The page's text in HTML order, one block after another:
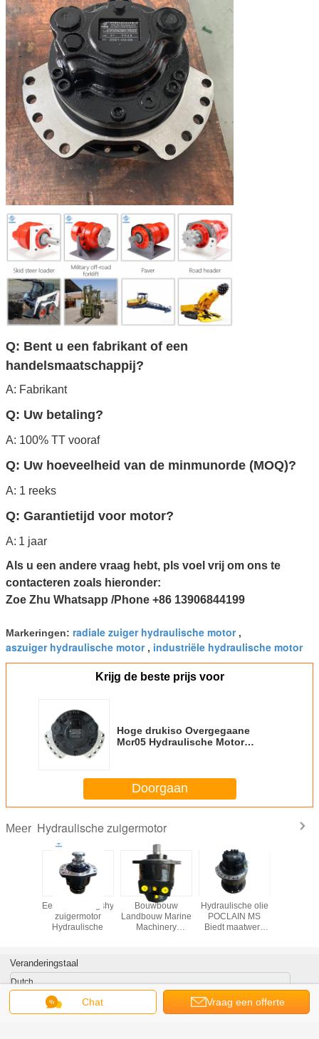
Q: Bent u een fabrikant of een
handelsmaatschappij?
A: Fabrikant
Q: Uw betaling?
A: 100% TT vooraf
Q: Uw hoeveelheid van de minmunorde (MOQ)?
A: 1 reeks
Q: Garantietijd voor motor?
A: 1 jaar
Als u een andere vraag hebt, pls voel vrij om ons te
contacteren zoals hieronder:
Zoe Zhu Whatsapp /Phone +86 13906844199
Markeringen: radiale zuiger hydraulische motor,
aszuiger hydraulische motor, industriële hydraulische motor
Krijg de beste prijs voor
Hoge drukiso Overgegaane
Mcr05 Hydraulische Motor
Doorgaan
Meer Hydraulische zuigermotor
en
Eenversnellingshydraulische
zuigermotor
Hydraulische
Bouwbouw
Landbouw Marine
Machinery
motor Geschikt
machines
Hydraulische olie
POCLAIN MS
Biedt maatwerk
verschillende
Chat Vraag een offerte
Veranderingstaal
Dutch